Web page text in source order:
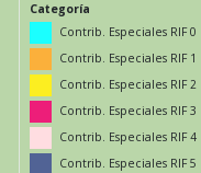
Categoría
Contrib. Especiales RIF 0
Contrib. Especiales RIF 1
Contrib. Especiales RIF 2
Contrib. Especiales RIF 3
Contrib. Especiales RIF 4
Contrib. Especiales RIF 5